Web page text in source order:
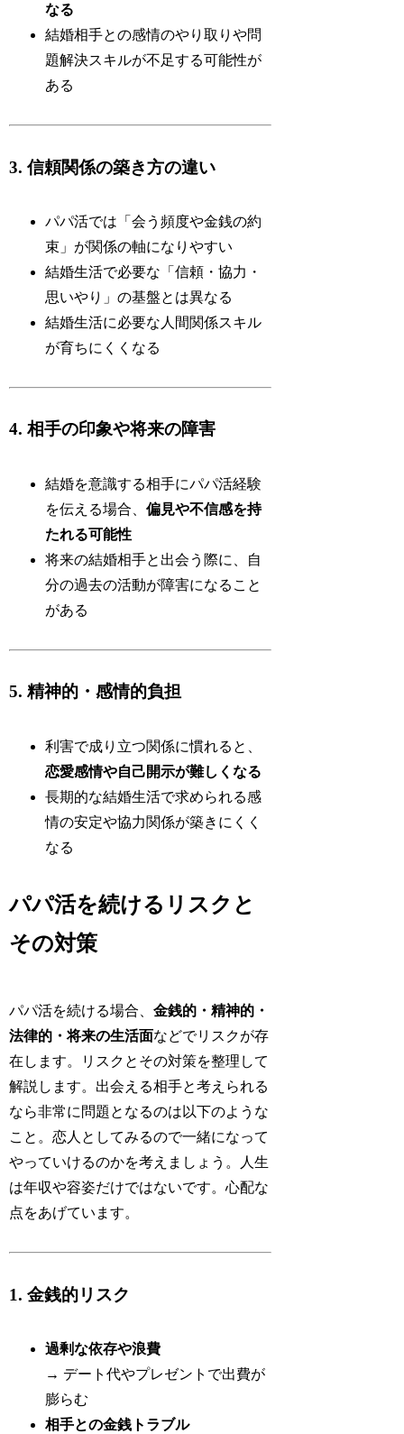
なる
結婚相手との感情のやり取りや問
題解決スキルが不足する可能性が
ある
3. 信頼関係の築き方の違い
パパ活では「会う頻度や金銭の約
束」が関係の軸になりやすい
結婚生活で必要な「信頼・協力・
思いやり」の基盤とは異なる
結婚生活に必要な人間関係スキル
が育ちにくくなる
4. 相手の印象や将来の障害
結婚を意識する相手にパパ活経験
を伝える場合、偏見や不信感を持
たれる可能性
将来の結婚相手と出会う際に、自
分の過去の活動が障害になること
がある
5. 精神的・感情的負担
利害で成り立つ関係に慣れると、
恋愛感情や自己開示が難しくなる
長期的な結婚生活で求められる感
情の安定や協力関係が築きにくく
なる
パパ活を続けるリスクと
その対策
パパ活を続ける場合、金銭的・精神的・
法律的・将来の生活面などでリスクが存
在します。リスクとその対策を整理して
解説します。出会える相手と考えられる
なら非常に問題となるのは以下のような
こと。恋人としてみるので一緒になって
やっていけるのかを考えましょう。人生
は年収や容姿だけではないです。心配な
点をあげています。
1. 金銭的リスク
過剰な依存や浪費
→ デート代やプレゼントで出費が
膨らむ
相手との金銭トラブル